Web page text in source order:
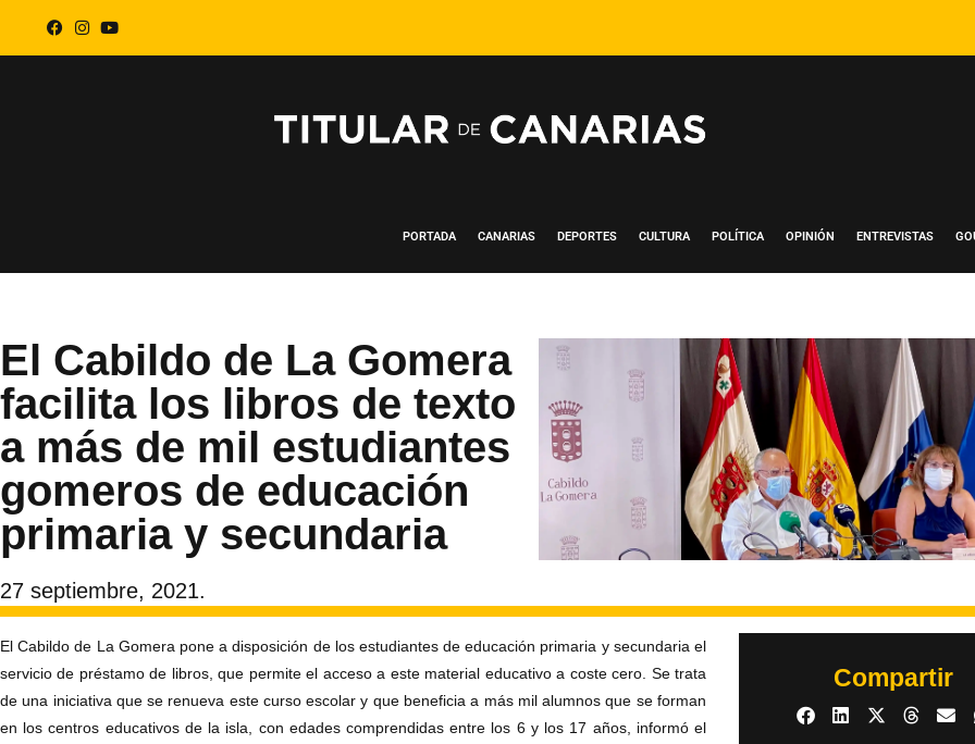
PORTADA CANARIAS DEPORTES CULTURA POLÍTICA OPINIÓN ENTREVISTAS
El Cabildo de La Gomera
facilita los libros de texto
a más de mil estudiantes
gomeros de educación
primaria y secundaria
27 septiembre, 2021.
El Cabildo de La Gomera pone a disposición de los estudiantes de educación primaria y secundaria el
servicio de préstamo de libros, que permite el acceso a este material educativo a coste cero. Se trata
de una iniciativa que se renueva este curso escolar y que beneficia a más mil alumnos que se forman
en los centros educativos de la isla, con edades comprendidas entre los 6 y los 17 años, informó el
Compartir